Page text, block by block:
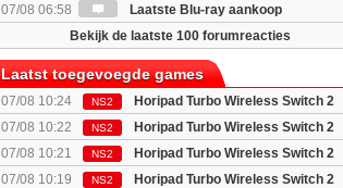
07/08 06:58
Laatste Blu-ray aankoop
Bekijk de laatste 100 forumreacties
Laatst toegevoegde games
07/08 10:24 NS2
Horipad Turbo Wireless Switch 2
Controller (Pokemon...
07/08 10:22 NS2
Horipad Turbo Wireless Switch 2
Controller (Pokemon...
07/08 10:21 NS2
Horipad Turbo Wireless Switch 2
Controller (Animal C...
07/08 10:19 NS2 Horipad Turbo Wireless Switch 2